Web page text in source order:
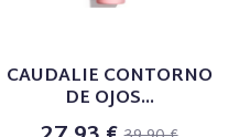
CAUDALIE CONTORNO
DE OJOS...